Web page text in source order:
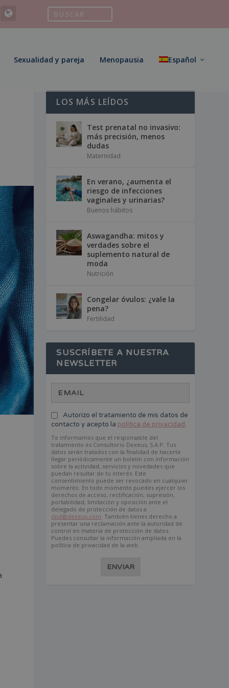
Sexualidad y pareja Menopausia Español
LOS MÁS LEÍDOS
Test prenatal no invasivo:
más precisión, menos
dudas
Maternidad
En verano, ¿aumenta el
riesgo de infecciones
vaginales y urinarias?
Buenos hábitos
Aswagandha: mitos y
verdades sobre el
suplemento natural de
moda
Nutrición
Congelar óvulos: ¿vale la
pena?
Fertilidad
SUSCRÍBETE A NUESTRA
NEWSLETTER
Autorizo el tratamiento de mis datos de
contacto y acepto la política de privacidad.
Te informamos que el responsable del
tratamiento es Consultorio Dexeus, S.A.P. Tus
datos serán tratados con la finalidad de hacerte
llegar periódicamente un boletín con información
sobre la actividad, servicios y novedades que
puedan resultar de tu interés. Este
consentimiento puede ser revocado en cualquier
momento. En todo momento puedes ejercer los
derechos de acceso, rectificación, supresión,
portabilidad, limitación y oposición ante el
delegado de protección de datos a
dpd@dexeus.com . También tienes derecho a
presentar una reclamación ante la autoridad de
control en materia de protección de datos.
Puedes consultar la información ampliada en la
política de privacidad de la web.
ENVIAR